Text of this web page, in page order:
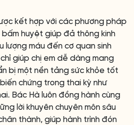
kết hợp với các phương pháp
bấm huyệt giúp đả thông kinh
lượng máu đến cơ quan sinh
giúp chị em dễ dàng mang
bị một nền tảng sức khỏe tốt
chứng trong thai kỳ như
Bác Hà luôn đồng hành cùng
lời khuyên chuyên môn sâu
thành, giúp hành trình đón